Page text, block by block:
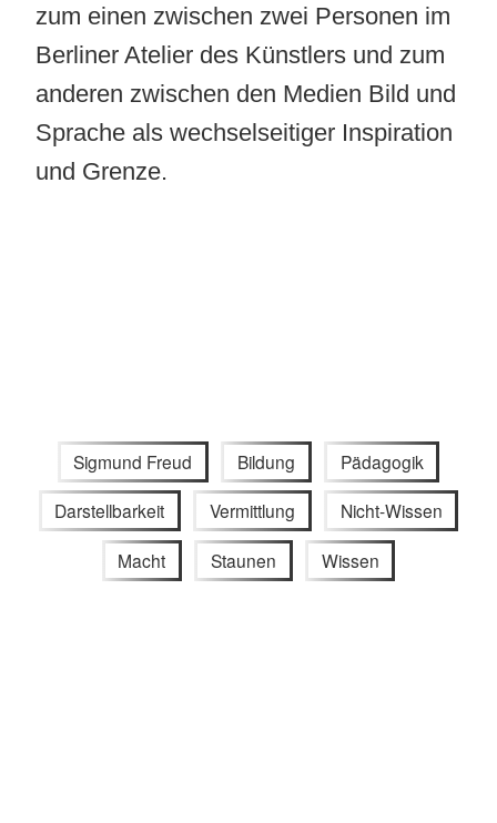
zum einen zwischen zwei Personen im
Berliner Atelier des Künstlers und zum
anderen zwischen den Medien Bild und
Sprache als wechselseitiger Inspiration
und Grenze.
Sigmund Freud Bildung Pädagogik
Darstellbarkeit Vermittlung Nicht-Wissen
Macht Staunen Wissen